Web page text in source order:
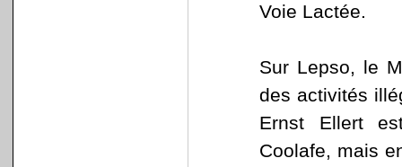
Voie Lactée.
Sur Lepso, le
des activités
Ernst Ellert
Coolafe, mais